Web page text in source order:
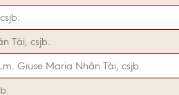
Tài, csjb.
Giuse Maria Nhân Tài, csjb.